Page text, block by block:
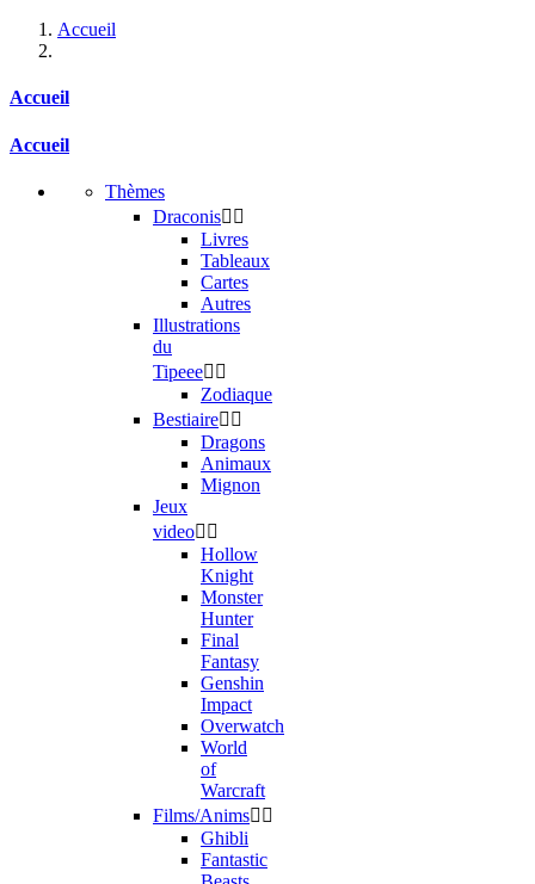
Accueil
Accueil
Accueil
Thèmes
Draconis 
Livres
Tableaux
Cartes
Autres
Illustrations
du
Tipeee 
Zodiaque
Bestiaire 
Dragons
Animaux
Mignon
Jeux
video 
Hollow
Knight
Monster
Hunter
Final
Fantasy
Genshin
Impact
Overwatch
World
of
Warcraft
Films/Anims 
Ghibli
Fantastic